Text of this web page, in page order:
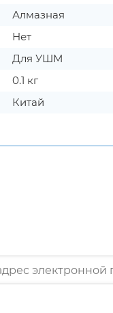
Алмазная
Нет
Для УШМ
0.1 кг
Китай